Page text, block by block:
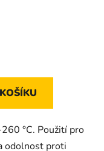
°C. Použití pro
odolnost proti